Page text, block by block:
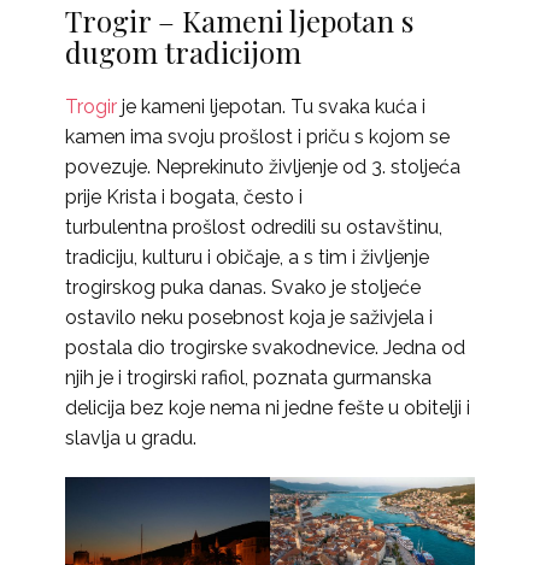
Trogir – Kameni ljepotan s
dugom tradicijom
Trogir je kameni ljepotan. Tu svaka kuća i
kamen ima svoju prošlost i priču s kojom se
povezuje. Neprekinuto življenje od 3. stoljeća
prije Krista i bogata, često i
turbulentna prošlost odredili su ostavštinu,
tradiciju, kulturu i običaje, a s tim i življenje
trogirskog puka danas. Svako je stoljeće
ostavilo neku posebnost koja je saživjela i
postala dio trogirske svakodnevice. Jedna od
njih je i trogirski rafiol, poznata gurmanska
delicija bez koje nema ni jedne fešte u obitelji i
slavlja u gradu.